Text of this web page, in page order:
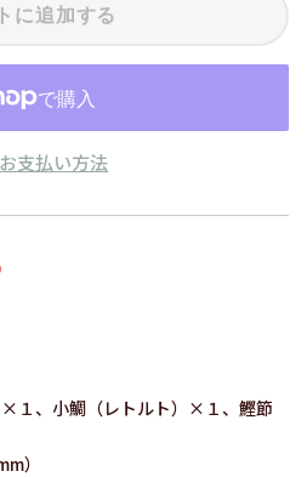
に追加する
支払い方法
１、小鯛（レトルト）×１、鰹節
）